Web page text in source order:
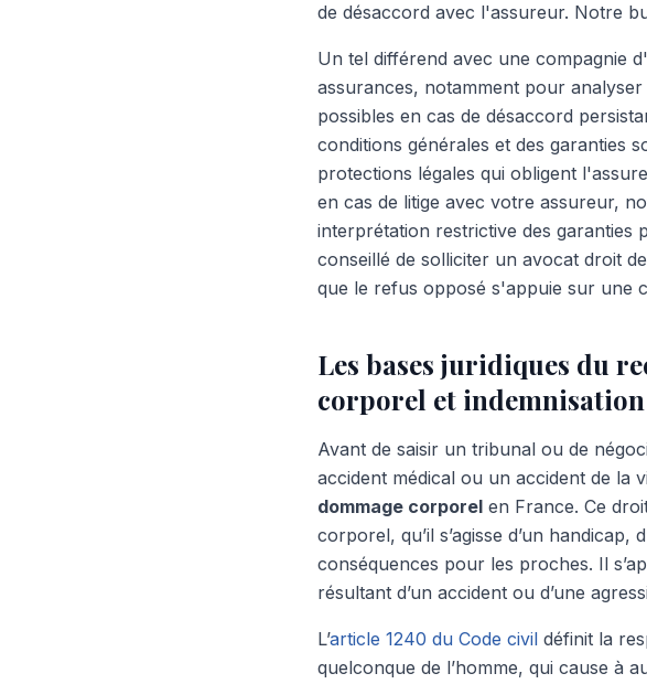
de désaccord avec l'assureur. Notre
Un tel différend avec une compagnie
assurances, notamment pour
possibles en cas de désaccord
conditions générales et des garanties
protections légales qui obligent
en cas de litige avec votre assureur,
interprétation restrictive des garanties
conseillé de solliciter un avocat droit
que le refus opposé s'appuie sur une
Les bases juridiques du
corporel et
Avant de saisir un tribunal ou de
accident médical ou un accident de la
dommage corporel en France. Ce
corporel, qu’il s’agisse d’un
conséquences pour les proches. Il
résultant d’un accident ou d’une
L’article 1240 du Code civil définit la
quelconque de l’homme, qui cause à